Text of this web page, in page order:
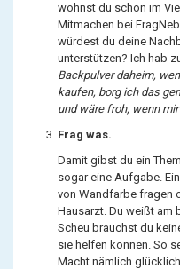
wohnst du schon im
Mitmachen bei
würdest du deine
unterstützen? Ich hab
Backpulver daheim,
kaufen, borg ich das
und wäre froh, wenn
Frag was.
Damit gibst du ein
sogar eine Aufgabe.
von Wandfarbe fragen
Hausarzt. Du weißt am
Scheu brauchst du
sie helfen können. So
Macht nämlich